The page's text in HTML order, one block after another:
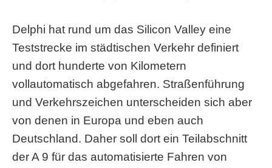
Delphi hat rund um das Silicon Valley eine
Teststrecke im städtischen Verkehr definiert
und dort hunderte von Kilometern
vollautomatisch abgefahren. Straßenführung
und Verkehrszeichen unterscheiden sich aber
von denen in Europa und eben auch
Deutschland. Daher soll dort ein Teilabschnitt
der A 9 für das automatisierte Fahren von